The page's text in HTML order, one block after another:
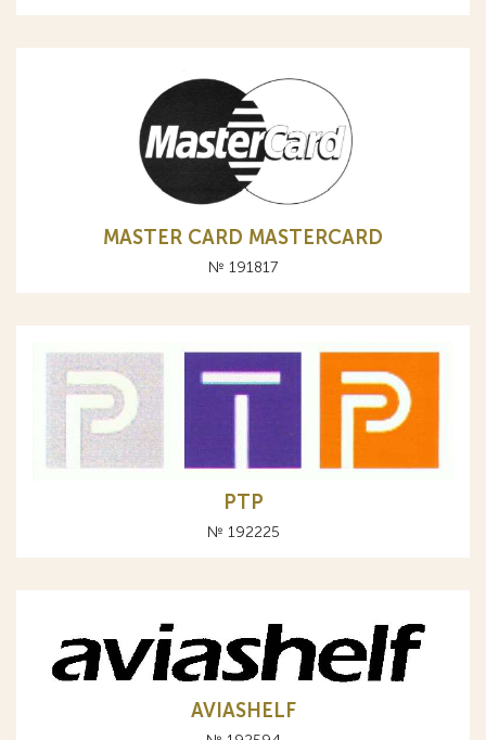
MASTER CARD MASTERCARD
№ 191817
РТР
№ 192225
AVIASHELF